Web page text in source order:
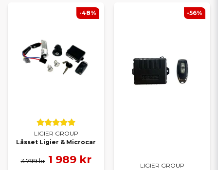
LIGIER GROUP
Låsset Ligier & Microcar
3 799 kr 1 989 kr
-48%
LIGIER GROUP
-56%